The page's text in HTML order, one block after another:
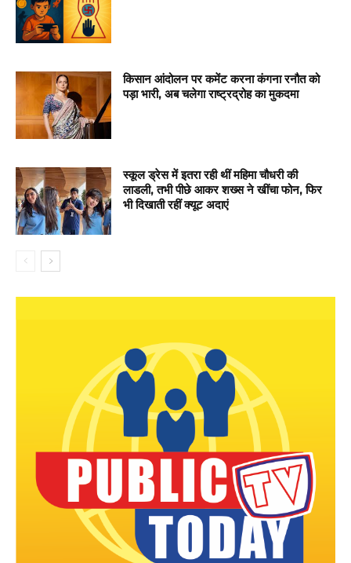
किसान आंदोलन पर कमेंट करना कंगना रनौत को
पड़ा भारी, अब चलेगा राष्ट्रद्रोह का मुकदमा
स्कूल ड्रेस में इतरा रही थीं महिमा चौधरी की
लाडली, तभी पीछे आकर शख्स ने खींचा फोन, फिर
भी दिखाती रहीं क्यूट अदाएं